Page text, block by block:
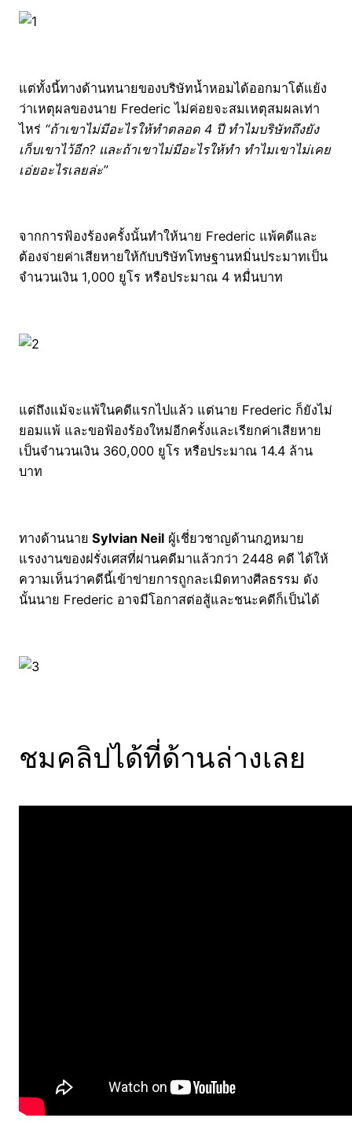
แต่ทั้งนี้ทางด้านทนายของบริษัทน้ำหอมได้ออกมาโต้แย้ง
ว่าเหตุผลของนาย Frederic ไม่ค่อยจะสมเหตุสมผลเท่า
ไหร่ “ถ้าเขาไม่มีอะไรให้ทำตลอด 4 ปี ทำไมบริษัทถึงยัง
เก็บเขาไว้อีก? และถ้าเขาไม่มีอะไรให้ทำ ทำไมเขาไม่เคย
เอ่ยอะไรเลยล่ะ”
จากการฟ้องร้องครั้งนั้นทำให้นาย Frederic แพ้คดีและ
ต้องจ่ายค่าเสียหายให้กับบริษัทโทษฐานหมิ่นประมาทเป็น
จำนวนเงิน 1,000 ยูโร หรือประมาณ 4 หมื่นบาท
แต่ถึงแม้จะแพ้ในคดีแรกไปแล้ว แต่นาย Frederic ก็ยังไม่
ยอมแพ้ และขอฟ้องร้องใหม่อีกครั้งและเรียกค่าเสียหาย
เป็นจำนวนเงิน 360,000 ยูโร หรือประมาณ 14.4 ล้าน
บาท
ทางด้านนาย Sylvian Neil ผู้เชี่ยวชาญด้านกฎหมาย
แรงงานของฝรั่งเศสที่ผ่านคดีมาแล้วกว่า 2448 คดี ได้ให้
ความเห็นว่าคดีนี้เข้าข่ายการถูกละเมิดทางศีลธรรม ดัง
นั้นนาย Frederic อาจมีโอกาสต่อสู้และชนะคดีก็เป็นได้
ชมคลิปได้ที่ด้านล่างเลย